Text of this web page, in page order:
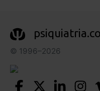
© 1996–2026